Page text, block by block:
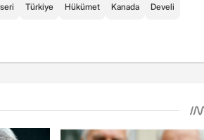
Türkiye Hükümet Kanada Develi